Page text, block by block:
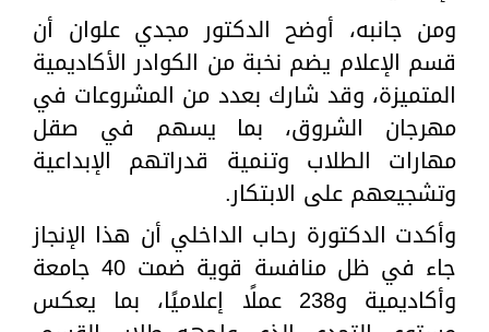
ومن جانبه، أوضح الدكتور مجدي علوان أن
قسم الإعلام يضم نخبة من الكوادر الأكاديمية
المتميزة، وقد شارك بعدد من المشروعات في
مهرجان الشروق، بما يسهم في صقل
مهارات الطلاب وتنمية قدراتهم الإبداعية
وتشجيعهم على الابتكار.
وأكدت الدكتورة رحاب الداخلي أن هذا الإنجاز
جاء في ظل منافسة قوية ضمت 40 جامعة
وأكاديمية و238 عملًا إعلاميًا، بما يعكس